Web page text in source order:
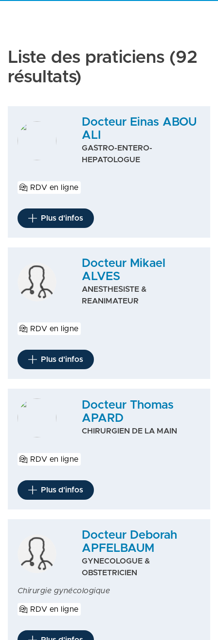
Liste des praticiens (92
résultats)
Docteur Einas ABOU
ALI
GASTRO-ENTERO-
HEPATOLOGUE
RDV en ligne
Plus d'infos
Docteur Mikael
ALVES
ANESTHESISTE &
REANIMATEUR
RDV en ligne
Plus d'infos
Docteur Thomas
APARD
CHIRURGIEN DE LA MAIN
RDV en ligne
Plus d'infos
Docteur Deborah
APFELBAUM
GYNECOLOGUE &
OBSTETRICIEN
Chirurgie gynécologique
RDV en ligne